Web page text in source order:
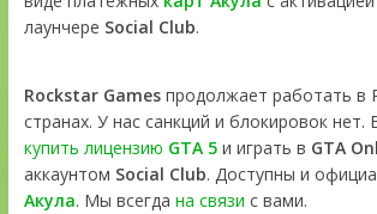
лаунчере Social Club.
Rockstar Gamesпродолжает работать в
странах. У нас санкций и блокировок
купить лицензию GTA 5и играть в GTA
аккаунтом Social Club. Доступны и
Акула. Мы всегда на связи с вами.